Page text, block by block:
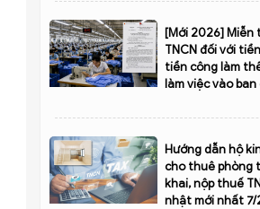
[Mới 2026] Miễn
TNCN đối với
tiền công làm
làm việc vào ban
nghỉ phép
Hướng dẫn hộ
cho thuê phòng
khai, nộp thuế
nhật mới nhất